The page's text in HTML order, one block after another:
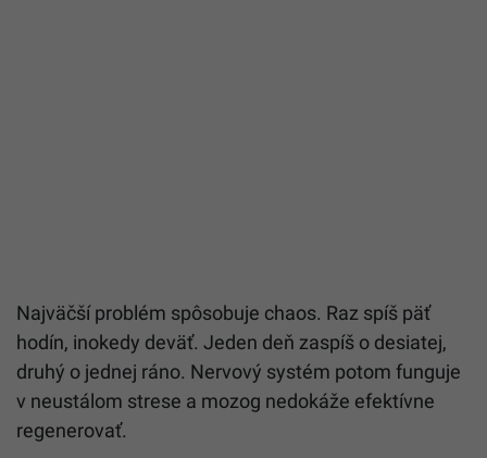
Najväčší problém spôsobuje chaos. Raz spíš päť
hodín, inokedy deväť. Jeden deň zaspíš o desiatej,
druhý o jednej ráno. Nervový systém potom funguje
v neustálom strese a mozog nedokáže efektívne
regenerovať.